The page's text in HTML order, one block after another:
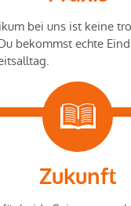
bei uns ist keine
bekommst echte
Zukunft